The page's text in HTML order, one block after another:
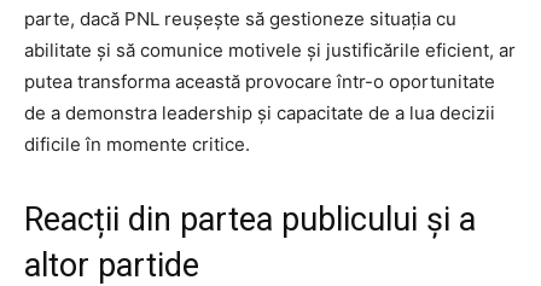
parte, dacă PNL reușește să gestioneze situația cu
abilitate și să comunice motivele și justificările eficient, ar
putea transforma această provocare într-o oportunitate
de a demonstra leadership și capacitate de a lua decizii
dificile în momente critice.
Reacții din partea publicului și a
altor partide